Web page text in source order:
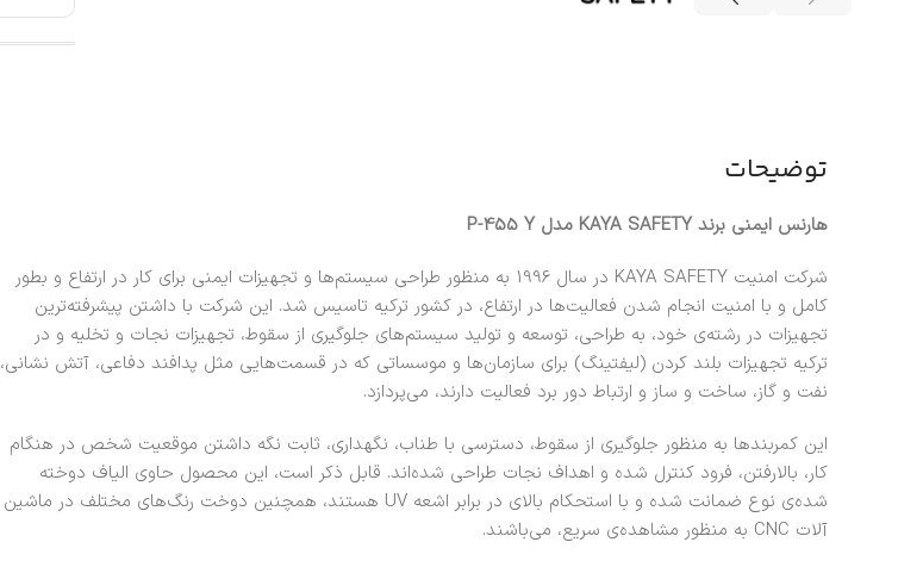
توضیحات
هارنس ایمنی برند KAYA SAFETY مدل P-455 Y
شرکت امنیت KAYA SAFETY در سال 1996 به منظور طراحی سیستم‌ها و تجهیزات ایمنی برای کار در ارتفاع و بطور
کامل و با امنیت انجام شدن فعالیت‌ها در ارتفاع، در کشور ترکیه تاسیس شد. این شرکت با داشتن پیشرفته‌ترین
تجهیزات در رشته‌ی خود، به طراحی، توسعه و تولید سیستم‌های جلوگیری از سقوط، تجهیزات نجات و تخلیه و در
ترکیه تجهیزات بلند کردن (لیفتینگ) برای سازمان‌ها و موسساتی که در قسمت‌هایی مثل پدافند دفاعی، آتش نشانی،
نفت و گاز، ساخت و ساز و ارتباط دور برد فعالیت دارند، می‌پردازد.
این کمربندها به منظور جلوگیری از سقوط، دسترسی با طناب، نگهداری، ثابت نگه داشتن موقعیت شخص در هنگام
کار، بالارفتن، فرود کنترل شده و اهداف نجات طراحی شده‌اند. قابل ذکر است، این محصول حاوی الیاف دوخته
شده‌ی نوع ضمانت شده و با استحکام بالای در برابر اشعه UV هستند، همچنین دوخت رنگ‌های مختلف در ماشین
آلات CNC به منظور مشاهده‌ی سریع، می‌باشند.